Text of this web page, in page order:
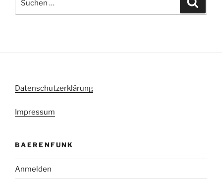
nach:
Datenschutzerklärung
Impressum
BAERENFUNK
Anmelden